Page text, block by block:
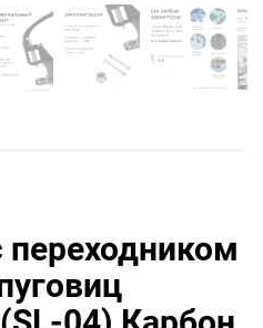
переходником